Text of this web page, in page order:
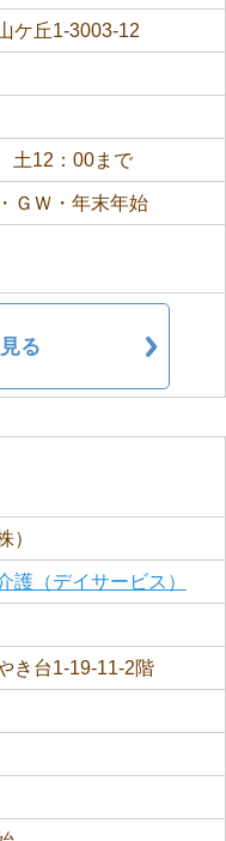
ケ丘1-3003-12
土12：00まで
ＧＷ・年末年始
る
）
護（デイサービス）
き台1-19-11-2階